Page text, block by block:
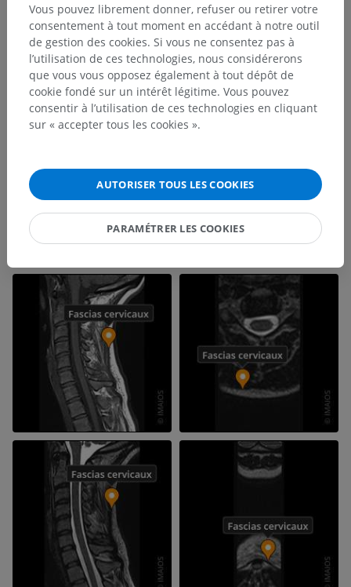
Vous pouvez librement donner, refuser ou retirer votre
consentement à tout moment en accédant à notre outil
de gestion des cookies. Si vous ne consentez pas à
l’utilisation de ces technologies, nous considérerons
que vous vous opposez également à tout dépôt de
cookie fondé sur un intérêt légitime. Vous pouvez
consentir à l’utilisation de ces technologies en cliquant
sur « accepter tous les cookies ».
AUTORISER TOUS LES COOKIES
PARAMÉTRER LES COOKIES